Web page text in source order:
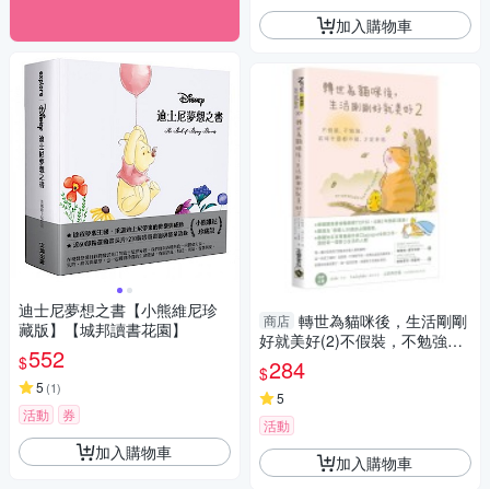
迪士尼夢想之書【小熊維尼珍
藏版】【城邦讀書花園】
$552
5 (1)
活動 券
加入購物車
加入購物車
商店 轉世為貓咪後，生活剛剛
好就美好(2)不假裝，不勉強，
有時什麼都不做，才是幸福
$284
5
活動
加入購物車